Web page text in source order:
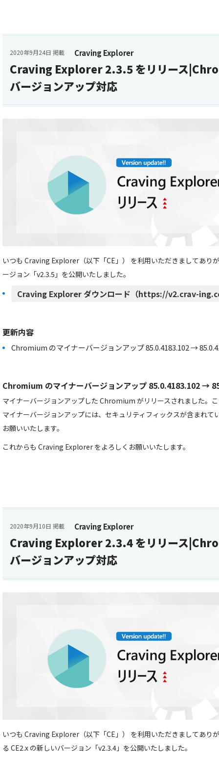
Craving Explorer
2020年9月24日 掲載
Craving Explorer 2.3.5 をリリース
バージョンアップ対応
いつも Craving Explorer（以下「CE」） を利用いただきましてあり
ージョン「v2.3.5」を公開いたしました。
Craving Explorer ダウンロード（https://v2.crav-
更新内容
Chromium のマイナーバージョンアップ 85.0.4183.102 →
Chromium のマイナーバージョンアップ 85.0.4183.102 →
マイナーバージョンアップした Chromium がリリースされました。
マイナーバージョンアップには、セキュリティフィックスが含まれて
お願いいたします。
これからも Craving Explorer をよろしくお願いいたします。
Craving Explorer
2020年9月10日 掲載
Craving Explorer 2.3.4 をリリース
バージョンアップ対応
いつも Craving Explorer（以下「CE」） を利用いただきましてあり
る CE2.x の新しいバージョン「v2.3.4」を公開いたしました。